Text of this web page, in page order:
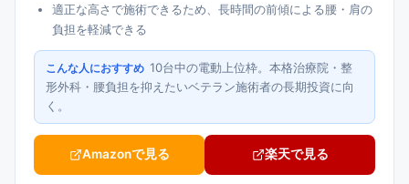
適正な高さで施術できるため、長時間の前傾による腰・肩の
負担を軽減できる
こんな人におすすめ 10台中の電動上位枠。本格治療院・整
形外科・腰負担を抑えたいベテラン施術者の長期投資に向
く。
Amazonで見る 楽天で見る